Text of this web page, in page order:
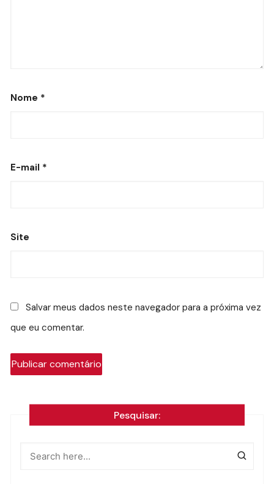
Nome *
E-mail *
Site
Salvar meus dados neste navegador para a próxima vez
que eu comentar.
Pesquisar: